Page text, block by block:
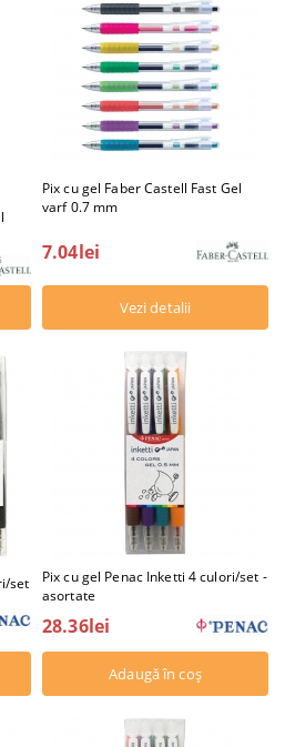
Pix cu gel Faber Castell Fast Gel
varf 0.7 mm
7.04lei
Vezi detalii
set
Pix cu gel Penac Inketti 4 culori/set -
asortate
28.36lei